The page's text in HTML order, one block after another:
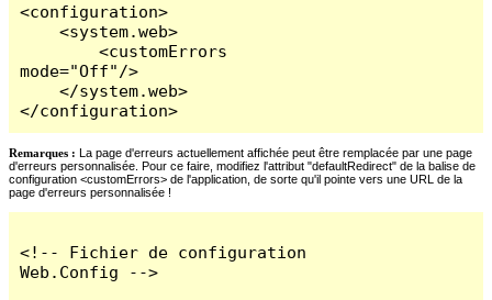
<configuration>
    <system.web>
        <customErrors
mode="Off"/>
    </system.web>
</configuration>
Remarques : La page d'erreurs actuellement affichée peut être remplacée par une page
d'erreurs personnalisée. Pour ce faire, modifiez l'attribut "defaultRedirect" de la balise de
configuration <customErrors> de l'application, de sorte qu'il pointe vers une URL de la
page d'erreurs personnalisée !
<!-- Fichier de configuration
Web.Config -->